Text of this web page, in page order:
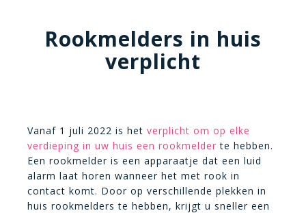
Rookmelders in huis
verplicht
Vanaf 1 juli 2022 is het verplicht om op elke
verdieping in uw huis een rookmelder te hebben.
Een rookmelder is een apparaatje dat een luid
alarm laat horen wanneer het met rook in
contact komt. Door op verschillende plekken in
huis rookmelders te hebben, krijgt u sneller een